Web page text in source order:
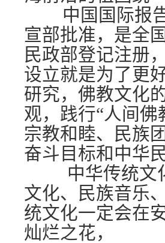
中国国际报告
宣部批准，是全
民政部登记注册
设立就是为了更
研究，佛教文化
观，践行“人间
宗教和睦、民族
奋斗目标和中华
中华传统文化
文化、民族音乐
统文化一定会在
灿烂之花，